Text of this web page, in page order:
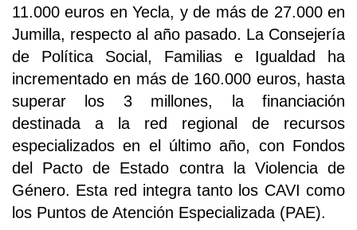
11.000 euros en Yecla, y de más de 27.000 en
Jumilla, respecto al año pasado. La Consejería
de Política Social, Familias e Igualdad ha
incrementado en más de 160.000 euros, hasta
superar los 3 millones, la financiación
destinada a la red regional de recursos
especializados en el último año, con Fondos
del Pacto de Estado contra la Violencia de
Género. Esta red integra tanto los CAVI como
los Puntos de Atención Especializada (PAE).